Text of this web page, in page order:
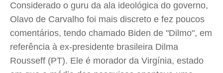
Considerado o guru da ala ideológica do governo,
Olavo de Carvalho foi mais discreto e fez poucos
comentários, tendo chamado Biden de "Dilmo", em
referência à ex-presidente brasileira Dilma
Rousseff (PT). Ele é morador da Virgínia, estado